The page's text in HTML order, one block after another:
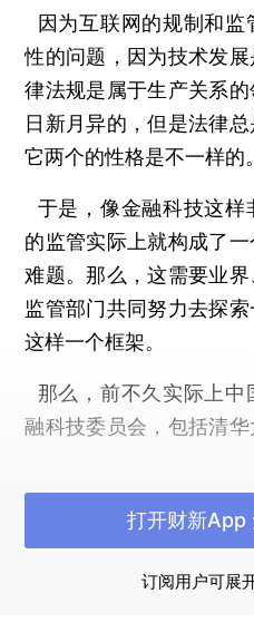
因为互联网的规制和监
性的问题，因为技术发
律法规是属于生产关系
日新月异的，但是法律
它两个的性格是不一样的。
于是，像金融科技这样
的监管实际上就构成了
难题。那么，这需要业
监管部门共同努力去探
这样一个框架。
那么，前不久实际上中
融科技委员会，包括清
融科技工作的研究规划
前国内有关这块的研究
的风险防范也有很多的探
订阅用户可展
打开财新App